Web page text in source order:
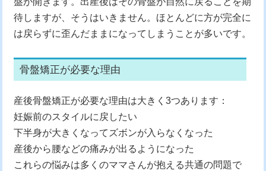
待しますが、そうはいきません。ほとんどに方が完全に
は戻らずに歪んだままになってしまうことが多いです。
骨盤矯正が必要な理由
産後骨盤矯正が必要な理由は大きく3つあります：
妊娠前のスタイルに戻したい
下半身が大きくなってズボンが入らなくなった
産後から腰などの痛みが出るようになった
これらの悩みは多くのママさんが抱える共通の問題で